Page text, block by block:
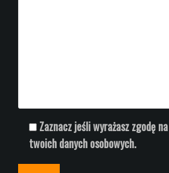
Zaznacz jeśli wyrażasz zgodę
twoich danych osobowych.